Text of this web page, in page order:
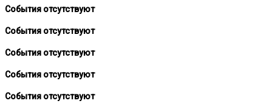
События отсутствуют
События отсутствуют
События отсутствуют
События отсутствуют
События отсутствуют